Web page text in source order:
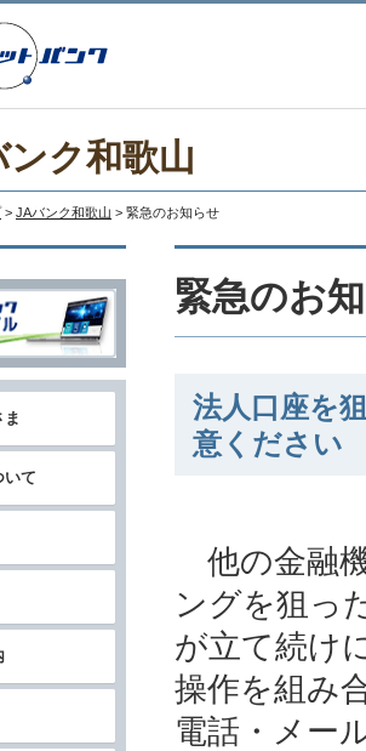
ク和歌山
> JAバンク和歌山 > 緊急のお知らせ
緊急のお
法人口座を
意ください
他の金融
ングを狙っ
が立て続け
操作を組み
電話・メー
ま
いて